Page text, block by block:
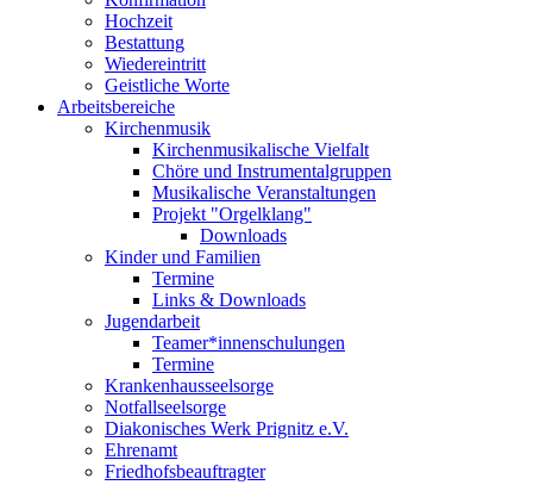
Hochzeit
Bestattung
Wiedereintritt
Geistliche Worte
Arbeitsbereiche
Kirchenmusik
Kirchenmusikalische Vielfalt
Chöre und Instrumentalgruppen
Musikalische Veranstaltungen
Projekt "Orgelklang"
Downloads
Kinder und Familien
Termine
Links & Downloads
Jugendarbeit
Teamer*innenschulungen
Termine
Krankenhausseelsorge
Notfallseelsorge
Diakonisches Werk Prignitz e.V.
Ehrenamt
Friedhofsbeauftragter